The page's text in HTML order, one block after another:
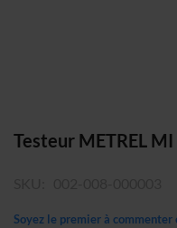
Skip
of
Testeur METREL
Soyez le premier à commenter